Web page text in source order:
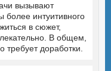
вызывают
более интуитивного
в сюжет,
В общем,
доработки.